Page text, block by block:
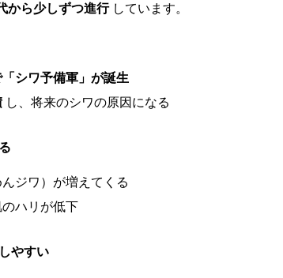
から少しずつ進行しています。
シワ予備軍」が誕生
し、将来のシワの原因になる
ジワ）が増えてくる
ハリが低下
やすい